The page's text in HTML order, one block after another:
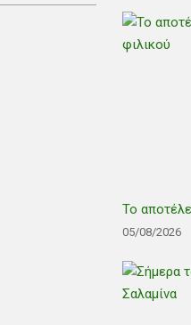
Το
05/08/2026